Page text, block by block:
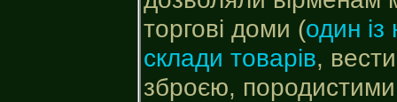
торгові доми (один із
склади товарів,
зброєю, породистими